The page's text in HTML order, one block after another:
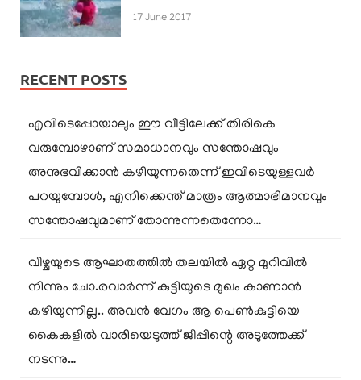
17 June 2017
RECENT POSTS
എവിടെപ്പോയാലും ഈ വീട്ടിലേക്ക് തിരികെ
വരുമ്പോഴാണ് സമാധാനവും സന്തോഷവും
അനുഭവിക്കാൻ കഴിയുന്നതെന്ന് ഇവിടെയുള്ളവർ
പറയുമ്പോൾ, എനിക്കെന്ത് മാത്രം ആത്മാഭിമാനവും
സന്തോഷവുമാണ് തോന്നുന്നതെന്നോ…
വീഴ്ചയുടെ ആഘാതത്തിൽ തലയിൽ ഏറ്റ മുറിവിൽ
നിന്നും ചോ.രവാർന്ന് കുട്ടിയുടെ മുഖം കാണാൻ
കഴിയുന്നില്ല.. അവൻ വേഗം ആ പെൺകുട്ടിയെ
കൈകളിൽ വാരിയെടുത്ത് ജീപ്പിന്റെ അടുത്തേക്ക്
നടന്നു…